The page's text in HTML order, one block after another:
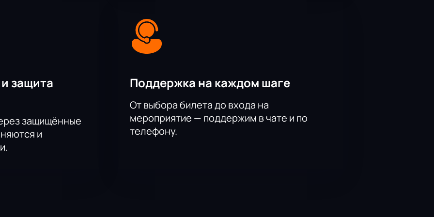
сильное эмоциональное впечатление. Она заставляет задуматься о природе
и личных поступков. Спектакль станет незабываемым опытом для всех зрителей, которые
актерскую игру и истории, которые остаются в памяти надолго.
Сухарев, Александр Быковский, Полина Севастьянихина, Ярослав Дяченко
защита
защищённые
и
Поддержка на каждом шаге
От выбора билета до входа на
мероприятие — поддержим в чате и по
телефону.